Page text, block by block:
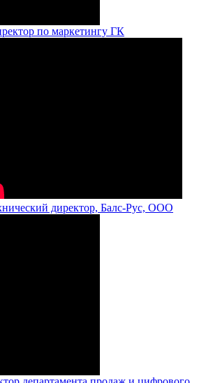
по маркетингу ГК
директор, Балс-Рус, ООО